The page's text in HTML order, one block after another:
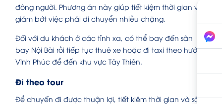
đông người. Phương án này giúp tiết kiệm thời gian và
giảm bớt việc phải di chuyển nhiều chặng.
Đối với du khách ở các tỉnh xa, có thể bay đến sân
bay Nội Bài rồi tiếp tục thuê xe hoặc đi taxi theo hướng
Vĩnh Phúc để đến khu vực Tây Thiên.
Đi theo tour
Để chuyến đi được thuận lợi, tiết kiệm thời gian và sắp